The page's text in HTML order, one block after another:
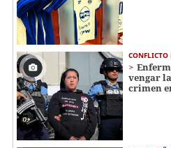
vengar
crimen